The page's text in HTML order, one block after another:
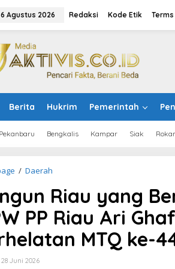
Agustus 2026 Redaksi Kode Etik
Berita Hukrim Pemerintah
Pekanbaru Bengkalis Kampar Siak
/ Daerah
n
g
u
n
R
i
Riau yang
PP Riau Ari
MTQ ke-
28 Juni 2026